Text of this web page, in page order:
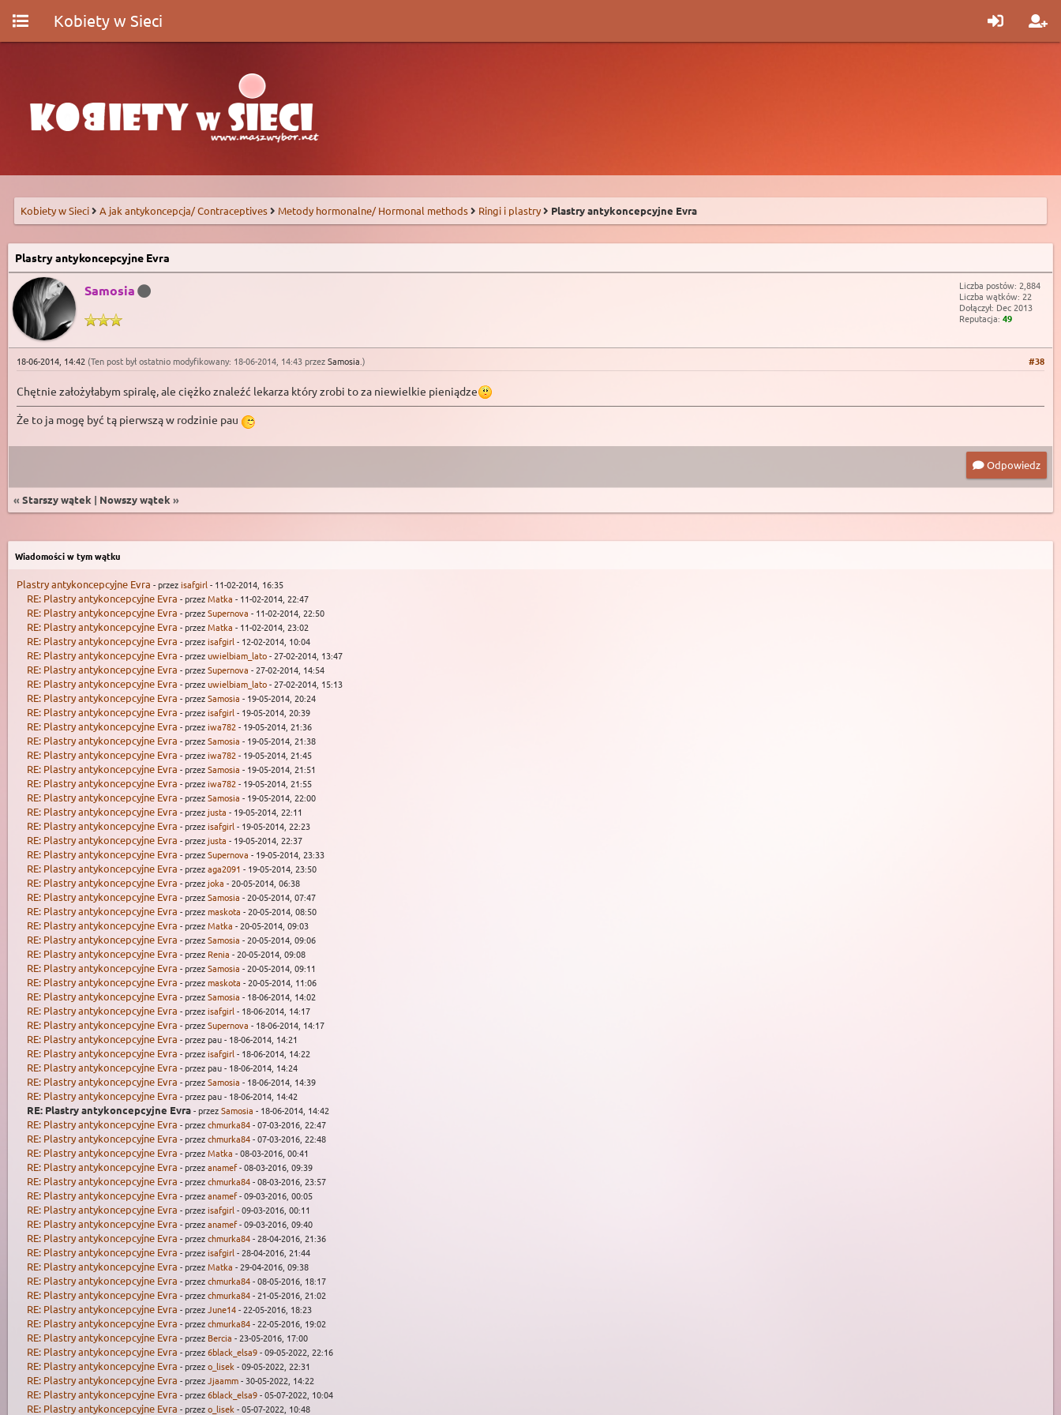
Kobiety w Sieci
Kobiety w Sieci A jak antykoncepcja/ Contraceptives Metody hormonalne/ Hormonal methods Ringi i plastry Plastry antykoncepcyjne Evra
Plastry antykoncepcyjne Evra
Samosia
Liczba postów: 2,884
Liczba wątków: 22
Dołączył: Dec 2013
Reputacja: 49
#38
18-06-2014, 14:42 (Ten post był ostatnio modyfikowany: 18-06-2014, 14:43 przezSamosia )
Chętnie założyłabym spiralę, ale ciężko znaleźć lekarza który zrobi to za niewielkie pieniądze
Że to ja mogę być tą pierwszą w rodzinie pau
Odpowiedz
« Starszy wątek | Nowszy wątek »
Wiadomości w tym wątku
Plastry antykoncepcyjne Evra - przezisafgirl - 11-02-2014, 16:35
RE: Plastry antykoncepcyjne Evra - przezMatka - 11-02-2014, 22:47
RE: Plastry antykoncepcyjne Evra - przezSupernova - 11-02-2014, 22:50
RE: Plastry antykoncepcyjne Evra - przezMatka - 11-02-2014, 23:02
RE: Plastry antykoncepcyjne Evra - przezisafgirl - 12-02-2014, 10:04
RE: Plastry antykoncepcyjne Evra - przezuwielbiam_lato- 27-02-2014, 13:47
RE: Plastry antykoncepcyjne Evra - przezSupernova - 27-02-2014, 14:54
RE: Plastry antykoncepcyjne Evra - przezuwielbiam_lato- 27-02-2014, 15:13
RE: Plastry antykoncepcyjne Evra - przezSamosia - 19-05-2014, 20:24
RE: Plastry antykoncepcyjne Evra - przezisafgirl - 19-05-2014, 20:39
RE: Plastry antykoncepcyjne Evra - przeziwa782 - 19-05-2014, 21:36
RE: Plastry antykoncepcyjne Evra - przezSamosia - 19-05-2014, 21:38
RE: Plastry antykoncepcyjne Evra - przeziwa782 - 19-05-2014, 21:45
RE: Plastry antykoncepcyjne Evra - przezSamosia - 19-05-2014, 21:51
RE: Plastry antykoncepcyjne Evra - przeziwa782 - 19-05-2014, 21:55
RE: Plastry antykoncepcyjne Evra - przezSamosia - 19-05-2014, 22:00
RE: Plastry antykoncepcyjne Evra - przezjusta - 19-05-2014, 22:11
RE: Plastry antykoncepcyjne Evra - przezisafgirl - 19-05-2014, 22:23
RE: Plastry antykoncepcyjne Evra - przezjusta - 19-05-2014, 22:37
RE: Plastry antykoncepcyjne Evra - przezSupernova - 19-05-2014, 23:33
RE: Plastry antykoncepcyjne Evra - przezaga2091 - 19-05-2014, 23:50
RE: Plastry antykoncepcyjne Evra - przezjoka - 20-05-2014, 06:38
RE: Plastry antykoncepcyjne Evra - przezSamosia - 20-05-2014, 07:47
RE: Plastry antykoncepcyjne Evra - przezmaskota - 20-05-2014, 08:50
RE: Plastry antykoncepcyjne Evra - przezMatka - 20-05-2014, 09:03
RE: Plastry antykoncepcyjne Evra - przezSamosia - 20-05-2014, 09:06
RE: Plastry antykoncepcyjne Evra - przez Renia - 20-05-2014, 09:08
RE: Plastry antykoncepcyjne Evra - przezSamosia - 20-05-2014, 09:11
RE: Plastry antykoncepcyjne Evra - przezmaskota - 20-05-2014, 11:06
RE: Plastry antykoncepcyjne Evra - przezSamosia - 18-06-2014, 14:02
RE: Plastry antykoncepcyjne Evra - przezisafgirl - 18-06-2014, 14:17
RE: Plastry antykoncepcyjne Evra - przezSupernova - 18-06-2014, 14:17
RE: Plastry antykoncepcyjne Evra - przez pau - 18-06-2014, 14:21
RE: Plastry antykoncepcyjne Evra - przezisafgirl - 18-06-2014, 14:22
RE: Plastry antykoncepcyjne Evra - przez pau - 18-06-2014, 14:24
RE: Plastry antykoncepcyjne Evra - przezSamosia - 18-06-2014, 14:39
RE: Plastry antykoncepcyjne Evra - przez pau - 18-06-2014, 14:42
RE: Plastry antykoncepcyjne Evra- przezSamosia - 18-06-2014, 14:42
RE: Plastry antykoncepcyjne Evra - przezchmurka84- 07-03-2016, 22:47
RE: Plastry antykoncepcyjne Evra - przezchmurka84- 07-03-2016, 22:48
RE: Plastry antykoncepcyjne Evra - przezMatka - 08-03-2016, 00:41
RE: Plastry antykoncepcyjne Evra - przezanamef- 08-03-2016, 09:39
RE: Plastry antykoncepcyjne Evra - przezchmurka84- 08-03-2016, 23:57
RE: Plastry antykoncepcyjne Evra - przezanamef- 09-03-2016, 00:05
RE: Plastry antykoncepcyjne Evra - przezisafgirl - 09-03-2016, 00:11
RE: Plastry antykoncepcyjne Evra - przezanamef- 09-03-2016, 09:40
RE: Plastry antykoncepcyjne Evra - przezchmurka84- 28-04-2016, 21:36
RE: Plastry antykoncepcyjne Evra - przezisafgirl - 28-04-2016, 21:44
RE: Plastry antykoncepcyjne Evra - przezMatka - 29-04-2016, 09:38
RE: Plastry antykoncepcyjne Evra - przezchmurka84- 08-05-2016, 18:17
RE: Plastry antykoncepcyjne Evra - przezchmurka84- 21-05-2016, 21:02
RE: Plastry antykoncepcyjne Evra - przezJune14- 22-05-2016, 18:23
RE: Plastry antykoncepcyjne Evra - przezchmurka84- 22-05-2016, 19:02
RE: Plastry antykoncepcyjne Evra - przez Bercia - 23-05-2016, 17:00
RE: Plastry antykoncepcyjne Evra - przez6black_elsa9- 09-05-2022, 22:16
RE: Plastry antykoncepcyjne Evra - przezo_lisek - 09-05-2022, 22:31
RE: Plastry antykoncepcyjne Evra - przezJjaamm- 30-05-2022, 14:22
RE: Plastry antykoncepcyjne Evra - przez6black_elsa9- 05-07-2022, 10:04
RE: Plastry antykoncepcyjne Evra - przezo_lisek - 05-07-2022, 10:48